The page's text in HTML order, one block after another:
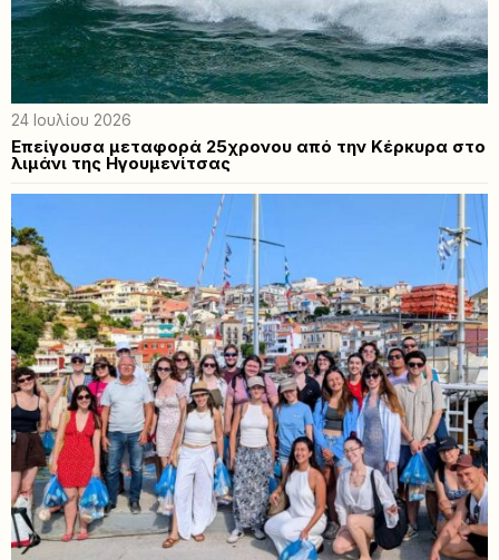
24 Ιουλίου 2026
Επείγουσα μεταφορά 25χρονου από την Κέρκυρα στο
λιμάνι της Ηγουμενίτσας